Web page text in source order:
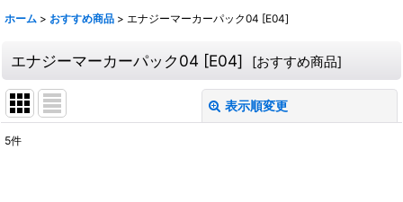
ホーム > おすすめ商品 > エナジーマーカーパック04 [E04]
エナジーマーカーパック04 [E04] [おすすめ商品]
表示順変更
5件